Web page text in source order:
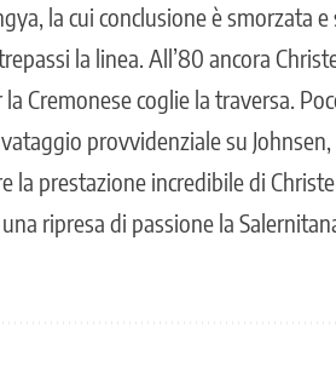
la cui conclusione è smorzata
la linea. All’80 ancora
Cremonese coglie la traversa.
provvidenziale su
la prestazione incredibile di
ripresa di passione la